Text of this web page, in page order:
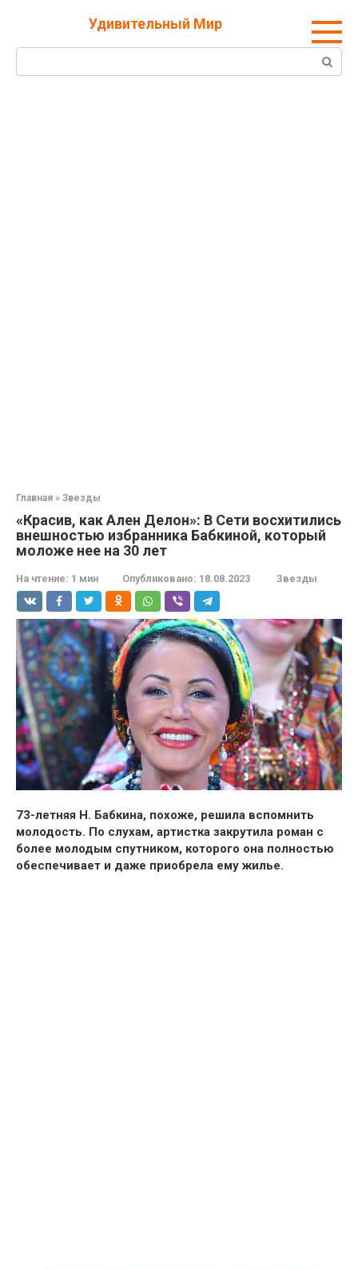
Удивительный Мир
Поиск:
Главная » Звезды
«Красив, как Ален Делон»: В Сети восхитились
внешностью избранника Бабкиной, который
моложе нее на 30 лет
На чтение: 1 мин Опубликовано: 18.08.2023 Звезды
73-летняя Н. Бабкина, похоже, решила вспомнить
молодость. По слухам, артистка закрутила роман с
более молодым спутником, которого она полностью
обеспечивает и даже приобрела ему жилье.